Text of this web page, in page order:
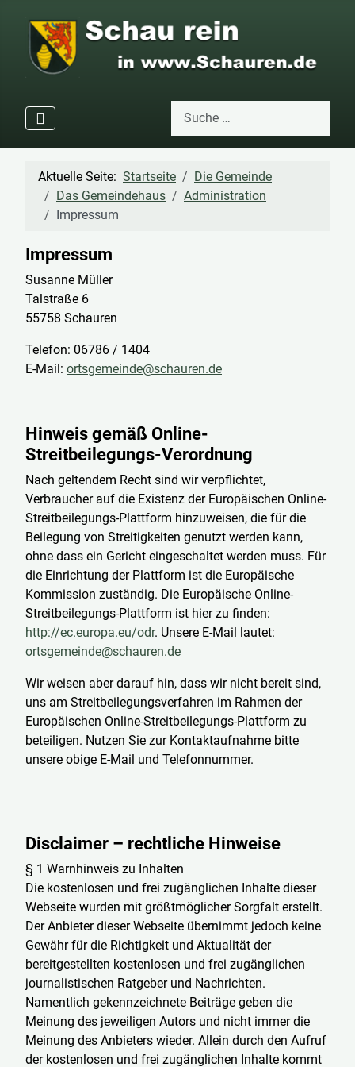
Suchen
Aktuelle Seite: Startseite
Die Gemeinde
Das Gemeindehaus
Administration
Impressum
Impressum
Susanne Müller
Talstraße 6
55758 Schauren
Telefon: 06786 / 1404
E-Mail: ortsgemeinde@schauren.de
Hinweis gemäß Online-
Streitbeilegungs-Verordnung
Nach geltendem Recht sind wir verpflichtet,
Verbraucher auf die Existenz der Europäischen Online-
Streitbeilegungs-Plattform hinzuweisen, die für die
Beilegung von Streitigkeiten genutzt werden kann,
ohne dass ein Gericht eingeschaltet werden muss. Für
die Einrichtung der Plattform ist die Europäische
Kommission zuständig. Die Europäische Online-
Streitbeilegungs-Plattform ist hier zu finden:
http://ec.europa.eu/odr. Unsere E-Mail lautet:
ortsgemeinde@schauren.de
Wir weisen aber darauf hin, dass wir nicht bereit sind,
uns am Streitbeilegungsverfahren im Rahmen der
Europäischen Online-Streitbeilegungs-Plattform zu
beteiligen. Nutzen Sie zur Kontaktaufnahme bitte
unsere obige E-Mail und Telefonnummer.
Disclaimer – rechtliche Hinweise
§ 1 Warnhinweis zu Inhalten
Die kostenlosen und frei zugänglichen Inhalte dieser
Webseite wurden mit größtmöglicher Sorgfalt erstellt.
Der Anbieter dieser Webseite übernimmt jedoch keine
Gewähr für die Richtigkeit und Aktualität der
bereitgestellten kostenlosen und frei zugänglichen
journalistischen Ratgeber und Nachrichten.
Namentlich gekennzeichnete Beiträge geben die
Meinung des jeweiligen Autors und nicht immer die
Meinung des Anbieters wieder. Allein durch den Aufruf
der kostenlosen und frei zugänglichen Inhalte kommt